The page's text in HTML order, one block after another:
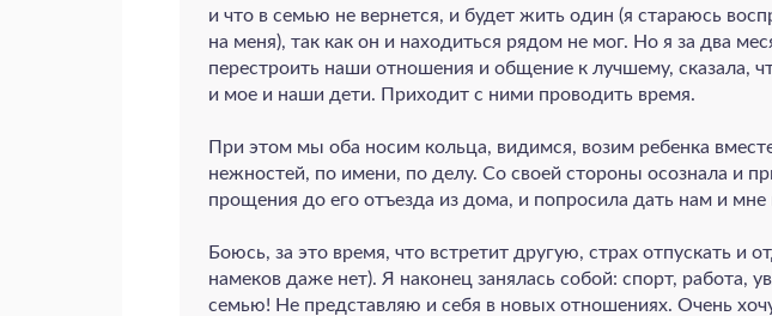
и что в семью не вернется, и будет жить один (я стараюсь
на меня), так как он и находиться рядом не мог. Но я за два
перестроить наши отношения и общение к лучшему, сказала,
и мое и наши дети. Приходит с ними проводить время.
При этом мы оба носим кольца, видимся, возим ребенка
нежностей, по имени, по делу. Со своей стороны осознала и
прощения до его отъезда из дома, и попросила дать нам и мне
Боюсь, за это время, что встретит другую, страх отпускать и
намеков даже нет). Я наконец занялась собой: спорт, работа,
семью! Не представляю и себя в новых отношениях. Очень